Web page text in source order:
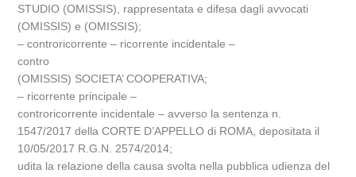
STUDIO (OMISSIS), rappresentata e difesa dagli avvocati
(OMISSIS) e (OMISSIS);
– controricorrente – ricorrente incidentale –
contro
(OMISSIS) SOCIETA’ COOPERATIVA;
– ricorrente principale –
controricorrente incidentale – avverso la sentenza n.
1547/2017 della CORTE D’APPELLO di ROMA, depositata il
10/05/2017 R.G.N. 2574/2014;
udita la relazione della causa svolta nella pubblica udienza del